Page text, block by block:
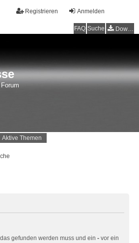
Anmelden
Registrieren
FAQ Suche Downloads
Aktive Themen
gefunden werden muss und ein - vor ein